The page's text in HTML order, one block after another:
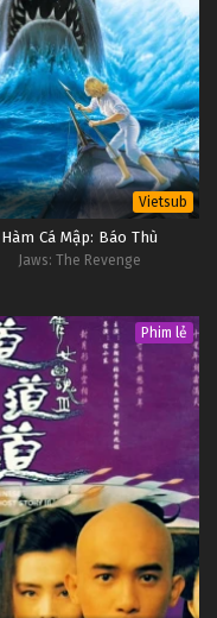
Vietsub
Hàm Cá Mập: Báo Thù
Jaws: The Revenge
Phim lẻ